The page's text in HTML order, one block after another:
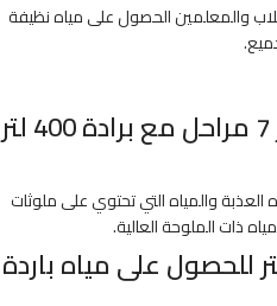
والمعلمين الحصول على مياه نظيفة
هل يمكن استخدام فلتر 7 مراحل مع برادة 400 لتر
العذبة والمياه التي تحتوي على ملوثات
ذات الملوحة العالية.
للحصول على مياه باردة